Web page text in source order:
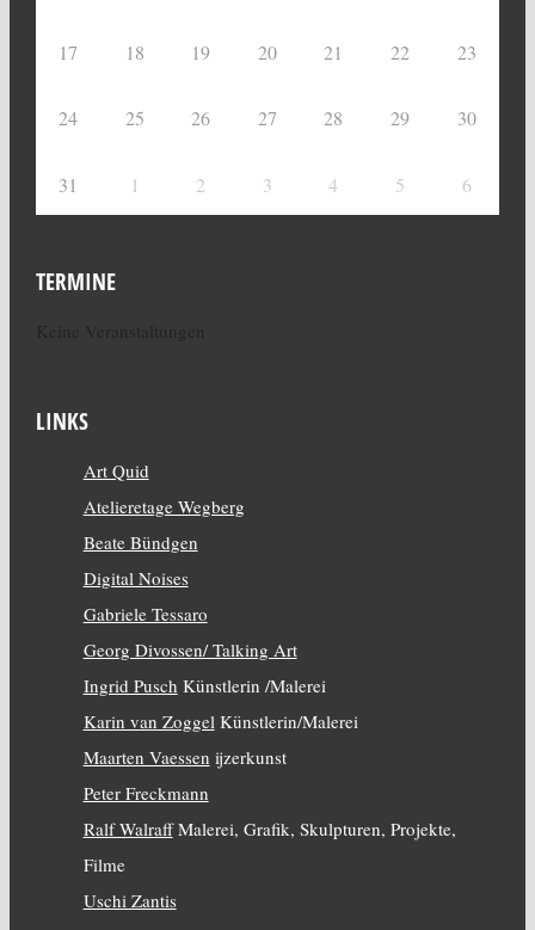
17 18 19 20 21 22 23
24 25 26 27 28 29 30
31 1 2 3 4 5 6
TERMINE
LINKS
Art Quid
Atelieretage Wegberg
Beate Bündgen
Digital Noises
Gabriele Tessaro
Georg Divossen/ Talking Art
Ingrid Pusch Künstlerin /Malerei
Karin van Zoggel Künstlerin/Malerei
Maarten Vaessen ijzerkunst
Peter Freckmann
Ralf WalraffMalerei, Grafik, Skulpturen, Projekte,
Filme
Uschi Zantis